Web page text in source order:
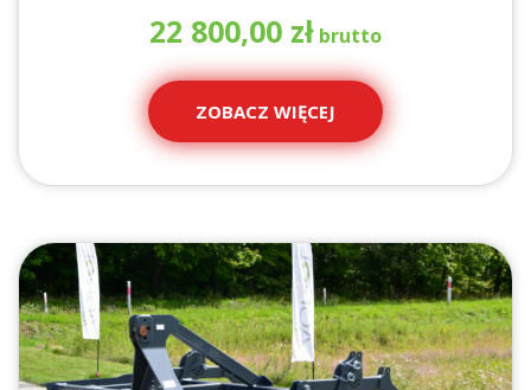
22 800,00 zł
ZOBACZ WIĘCEJ